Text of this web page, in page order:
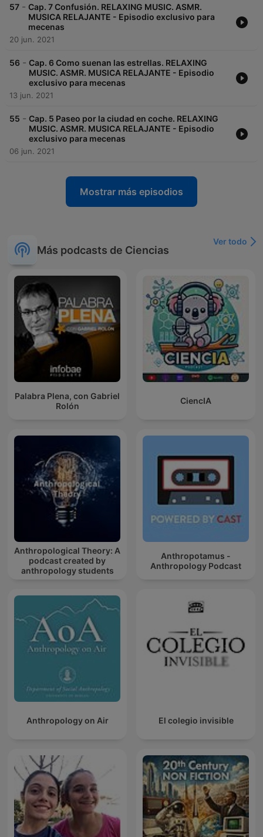
57 - Cap. 7 Confusión. RELAXING MUSIC. ASMR.
MUSICA RELAJANTE - Episodio exclusivo para
mecenas
20 jun. 2021
56 - Cap. 6 Como suenan las estrellas. RELAXING
MUSIC. ASMR. MUSICA RELAJANTE - Episodio
exclusivo para mecenas
13 jun. 2021
55 - Cap. 5 Paseo por la ciudad en coche. RELAXING
MUSIC. ASMR. MUSICA RELAJANTE - Episodio
exclusivo para mecenas
06 jun. 2021
Mostrar más episodios
Más podcasts de Ciencias
Ver todo
Palabra Plena, con Gabriel
Rolón
CiencIA
Anthropological Theory: A
podcast created by
anthropology students
Anthropotamus -
Anthropology Podcast
Anthropology on Air El colegio invisible